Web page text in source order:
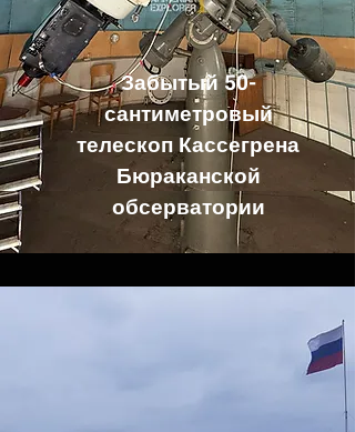
Забытый 50-
сантиметровый
телескоп Кассегрена
Бюраканской
обсерватории